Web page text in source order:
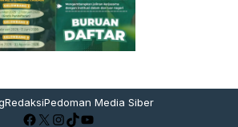
RedaksiPedoman Media Siber
Facebook
X Instagram
TikTok
YouTube